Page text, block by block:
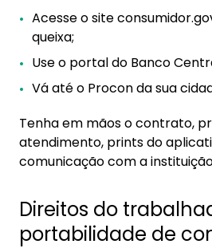
Acesse o site
queixa;
Use o portal do Banco
Vá até o Procon da sua
Tenha em mãos o contrato,
atendimento, prints do
comunicação com a
Direitos do
portabilidade de